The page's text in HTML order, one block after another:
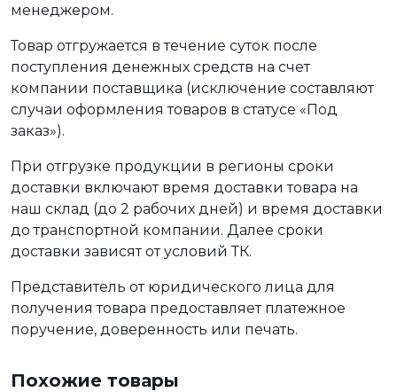
менеджером.
Товар отгружается в течение суток после
поступления денежных средств на счет
компании поставщика (исключение составляют
случаи оформления товаров в статусе «Под
заказ»).
При отгрузке продукции в регионы сроки
доставки включают время доставки товара на
наш склад (до 2 рабочих дней) и время доставки
до транспортной компании. Далее сроки
доставки зависят от условий ТК.
Представитель от юридического лица для
получения товара предоставляет платежное
поручение, доверенность или печать.
Похожие товары